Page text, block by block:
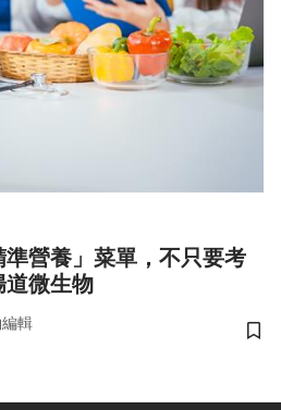
營養」菜單，不只要考
道微生物
輯
儲